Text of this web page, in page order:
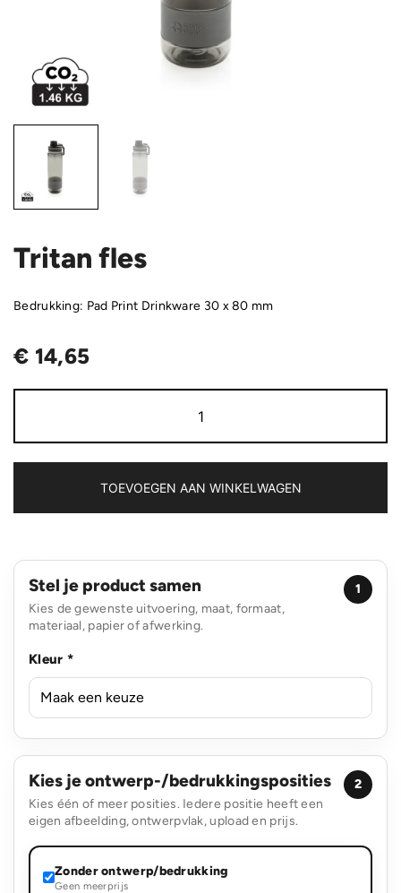
Tritan fles
Bedrukking: Pad Print Drinkware 30 x 80 mm
€ 14,65
fles
TOEVOEGEN AAN WINKELWAGEN
Stel je product samen
Kies de gewenste uitvoering, maat, formaat,
materiaal, papier of afwerking.
1
Kleur *
Kies je ontwerp-/bedrukkingsposities
Kies één of meer posities. Iedere positie heeft een
eigen afbeelding, ontwerpvlak, upload en prijs.
2
Zonder ontwerp/bedrukking
Geen meerprijs